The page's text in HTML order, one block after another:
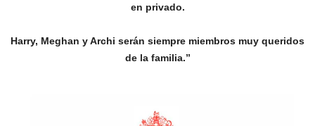
en privado.
Harry, Meghan y Archi serán siempre miembros muy queridos
de la familia.”